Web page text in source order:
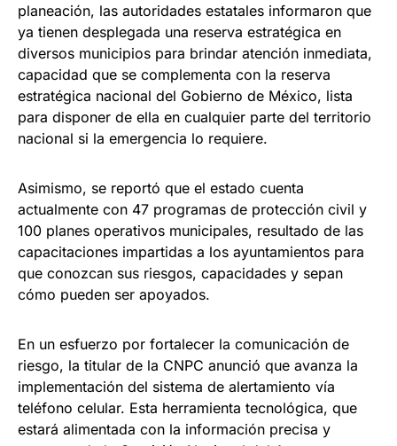
planeación, las autoridades estatales informaron que
ya tienen desplegada una reserva estratégica en
diversos municipios para brindar atención inmediata,
capacidad que se complementa con la reserva
estratégica nacional del Gobierno de México, lista
para disponer de ella en cualquier parte del territorio
nacional si la emergencia lo requiere.
Asimismo, se reportó que el estado cuenta
actualmente con 47 programas de protección civil y
100 planes operativos municipales, resultado de las
capacitaciones impartidas a los ayuntamientos para
que conozcan sus riesgos, capacidades y sepan
cómo pueden ser apoyados.
En un esfuerzo por fortalecer la comunicación de
riesgo, la titular de la CNPC anunció que avanza la
implementación del sistema de alertamiento vía
teléfono celular. Esta herramienta tecnológica, que
estará alimentada con la información precisa y